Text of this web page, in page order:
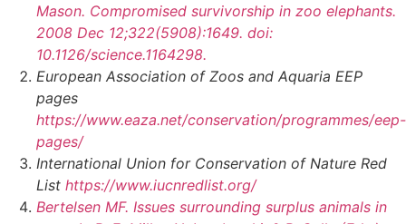
Mason. Compromised survivorship in zoo elephants.
2008 Dec 12;322(5908):1649. doi:
10.1126/science.1164298.
European Association of Zoos and Aquaria EEP
pages
https://www.eaza.net/conservation/programmes/eep-
pages/
International Union for Conservation of Nature Red
List https://www.iucnredlist.org/
Bertelsen MF. Issues surrounding surplus animals in